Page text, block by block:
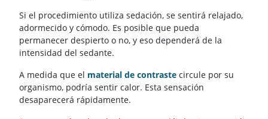
Si el procedimiento utiliza sedación, se sentirá relajado,
adormecido y cómodo. Es posible que pueda
permanecer despierto o no, y eso dependerá de la
intensidad del sedante.
A medida que el material de contraste circule por su
organismo, podría sentir calor. Esta sensación
desaparecerá rápidamente.